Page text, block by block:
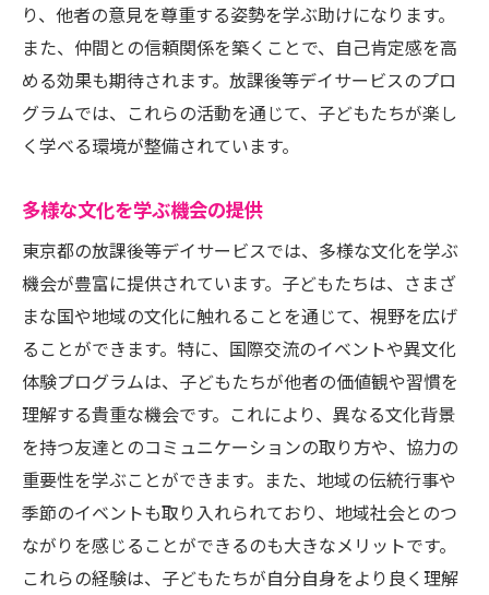
り、他者の意見を尊重する姿勢を学ぶ助けになります。
また、仲間との信頼関係を築くことで、自己肯定感を高
める効果も期待されます。放課後等デイサービスのプロ
グラムでは、これらの活動を通じて、子どもたちが楽し
く学べる環境が整備されています。
多様な文化を学ぶ機会の提供
東京都の放課後等デイサービスでは、多様な文化を学ぶ
機会が豊富に提供されています。子どもたちは、さまざ
まな国や地域の文化に触れることを通じて、視野を広げ
ることができます。特に、国際交流のイベントや異文化
体験プログラムは、子どもたちが他者の価値観や習慣を
理解する貴重な機会です。これにより、異なる文化背景
を持つ友達とのコミュニケーションの取り方や、協力の
重要性を学ぶことができます。また、地域の伝統行事や
季節のイベントも取り入れられており、地域社会とのつ
ながりを感じることができるのも大きなメリットです。
これらの経験は、子どもたちが自分自身をより良く理解